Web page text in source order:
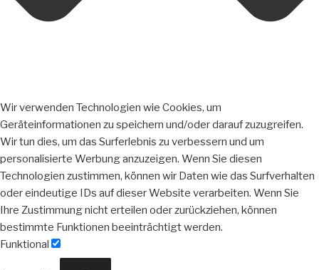
Wir verwenden Technologien wie Cookies, um
Geräteinformationen zu speichern und/oder darauf zuzugreifen.
Wir tun dies, um das Surferlebnis zu verbessern und um
personalisierte Werbung anzuzeigen. Wenn Sie diesen
Technologien zustimmen, können wir Daten wie das Surfverhalten
oder eindeutige IDs auf dieser Website verarbeiten. Wenn Sie
Ihre Zustimmung nicht erteilen oder zurückziehen, können
bestimmte Funktionen beeinträchtigt werden.
Funktional